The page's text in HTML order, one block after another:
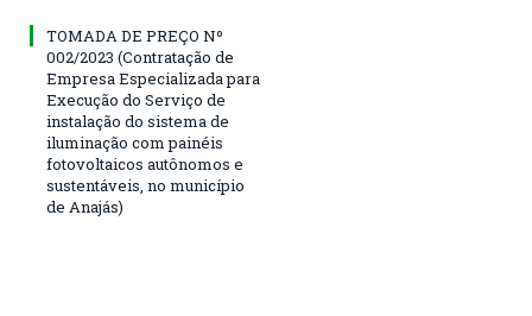
TOMADA DE PREÇO Nº
002/2023 (Contratação de
Empresa Especializada para
Execução do Serviço de
instalação do sistema de
iluminação com painéis
fotovoltaicos autônomos e
sustentáveis, no município
de Anajás)